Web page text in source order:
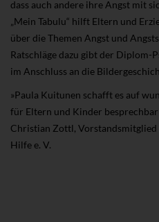
dass auch andere ihre Angst mit
„Mein Tabulu“ hilft Eltern und
über die Themen Angst und
Ratschläge dazu gibt der Diplom-
im Anschluss an die
»Paula Kuitunen schafft es auf
für Eltern und Kinder besprechbar
Christian Zottl,
Hilfe e. V.